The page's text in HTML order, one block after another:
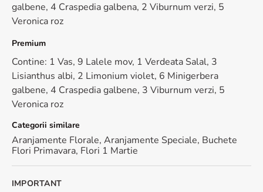
galbene, 4 Craspedia galbena, 2 Viburnum verzi, 5
Veronica roz
Premium
Contine: 1 Vas, 9 Lalele mov, 1 Verdeata Salal, 3
Lisianthus albi, 2 Limonium violet, 6 Minigerbera
galbene, 4 Craspedia galbene, 3 Viburnum verzi, 5
Veronica roz
Categorii similare
Aranjamente Florale, Aranjamente Speciale, Buchete
Flori Primavara, Flori 1 Martie
IMPORTANT